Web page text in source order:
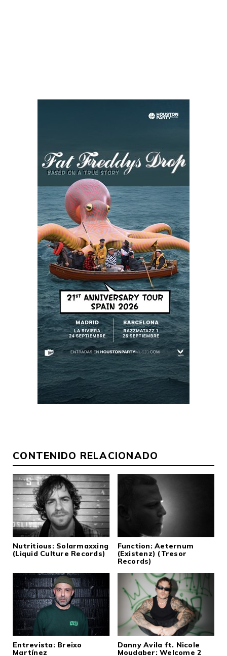
CONTENIDO RELACIONADO
Nutritious: Solarmaxxing
(Liquid Culture Records)
Function: Aeternum
(Existenz) (Tresor
Records)
Entrevista: Breixo
Martínez
Danny Avila ft. Nicole
Moudaber: Welcome 2